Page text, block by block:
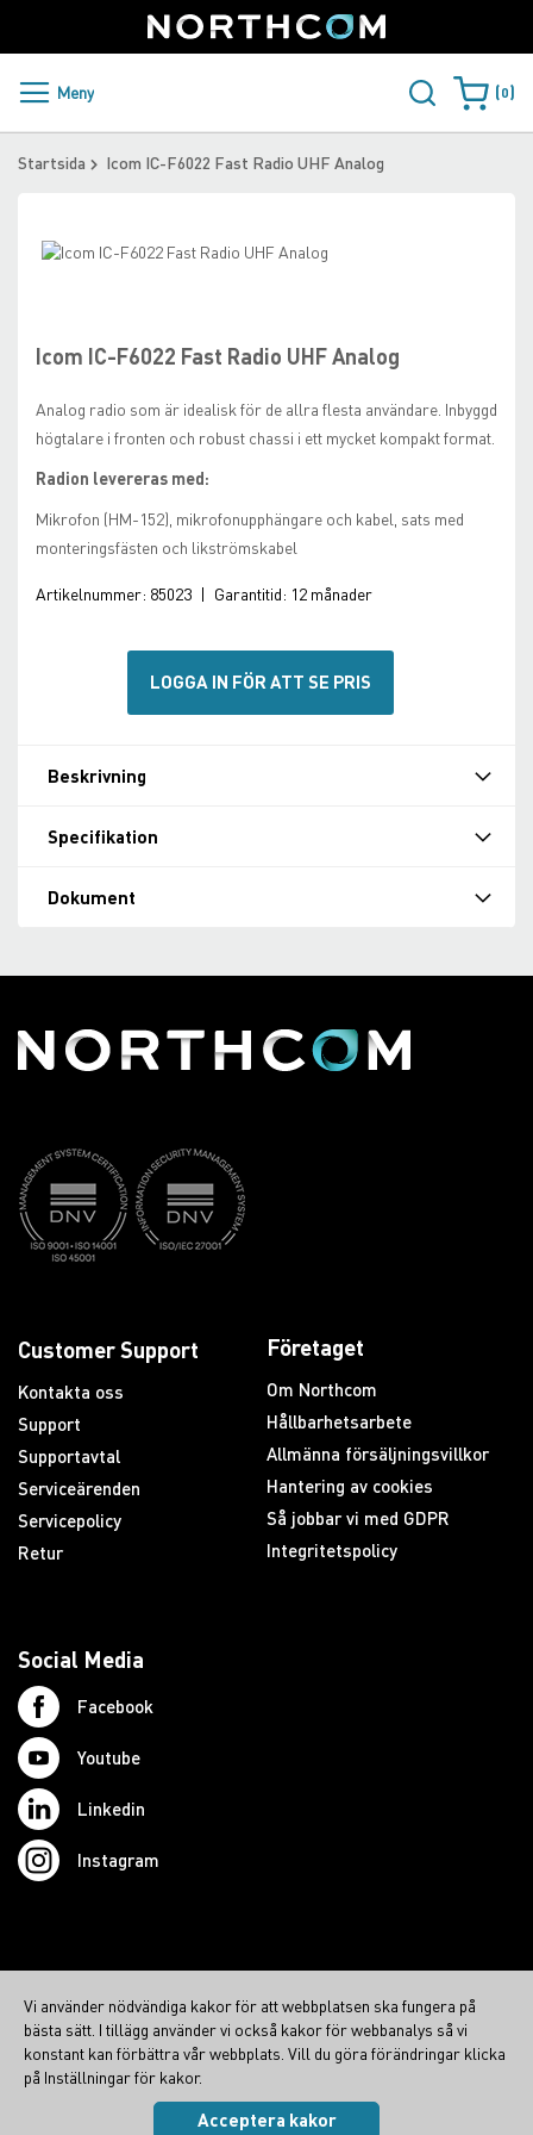
to
Content
Sweden
PRODUKTER OCH LÖSNINGAR
ÅTERFÖRSÄLJARE
Meny Varukorgen
0
Startsida Icom IC-F6022 Fast Radio UHF Analog
Icom IC-F6022 Fast Radio UHF Analog
Analog radio som är idealisk för de allra flesta användare. Inbyggd
högtalare i fronten och robust chassi i ett mycket kompakt format.
Radion levereras med:
Mikrofon (HM-152), mikrofonupphängare och kabel, sats med
monteringsfästen och likströmskabel
Artikelnummer: 85023 | Garantitid: 12 månader
LOGGA IN FÖR ATT SE PRIS
Skip
the
gallery
beginning
of
images
gallery
Beskrivning
Specifikation
Dokument
Customer Support
Kontakta oss
Support
Supportavtal
Serviceärenden
Servicepolicy
Retur
Företaget
Om Northcom
Hållbarhetsarbete
Allmänna försäljningsvillkor
Hantering av cookies
Så jobbar vi med GDPR
Integritetspolicy
Social Media
Facebook
Youtube
Linkedin
Instagram
northcom.no
northcom.dk
northcom.fi
Cookies
Vi använder nödvändiga kakor för att webbplatsen ska fungera på
bästa sätt. I tillägg använder vi också kakor för webbanalys så vi
konstant kan förbättra vår webbplats. Vill du göra förändringar klicka
på Inställningar för kakor.
Acceptera kakor